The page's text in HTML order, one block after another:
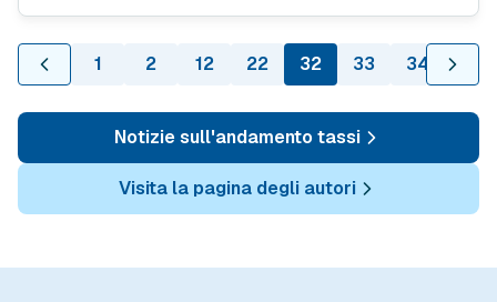
mercato è più vivace nell'area Murattiana.
1 2 12 22 32 33 34
Notizie sull'andamento tassi
Visita la pagina degli autori